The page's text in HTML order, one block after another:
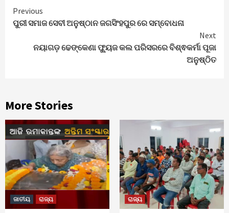
Continue
Reading
Previous
ପୁରୀ ସମାଜ ସେବୀ ଅନୁଷ୍ଠାନ ଜଗସିଂହପୁର ରେ ସମ୍ବୋଧନା
Next
ନୟାଗଡ଼ ଢେଙ୍କେଣା ଫ୍ୟୁଜ କଲ ପରିସରରେ ବିଶ୍ଵକର୍ମା ପୂଜା
ଅନୁଷ୍ଠିତ
More Stories
ଜାତୀୟ ରାଜ୍ୟ ରାଜ୍ୟ